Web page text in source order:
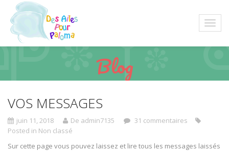
Blog
VOS MESSAGES
juin 11, 2018 De admin7135
31 commentaires
Posted in Non classé
Sur cette page vous pouvez laissez et lire tous les messages laissés